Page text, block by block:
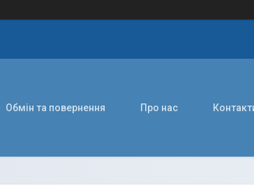
Обмін та повернення Про нас